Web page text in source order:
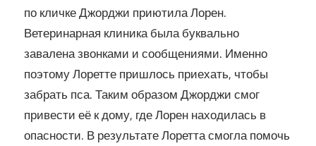
по кличке Джорджи приютила Лорен.
Ветеринарная клиника была буквально
завалена звонками и сообщениями. Именно
поэтому Лоретте пришлось приехать, чтобы
забрать пса. Таким образом Джорджи смог
привести её к дому, где Лорен находилась в
опасности. В результате Лоретта смогла помочь